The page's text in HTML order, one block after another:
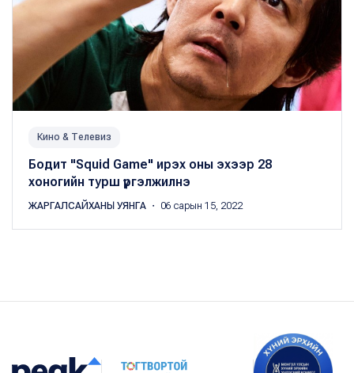
Кино & Телевиз
Бодит "Squid Game" ирэх оны эхээр 28
хоногийн турш үргэлжилнэ
ЖАРГАЛСАЙХАНЫ УЯНГА ・ 06 сарын 15, 2022